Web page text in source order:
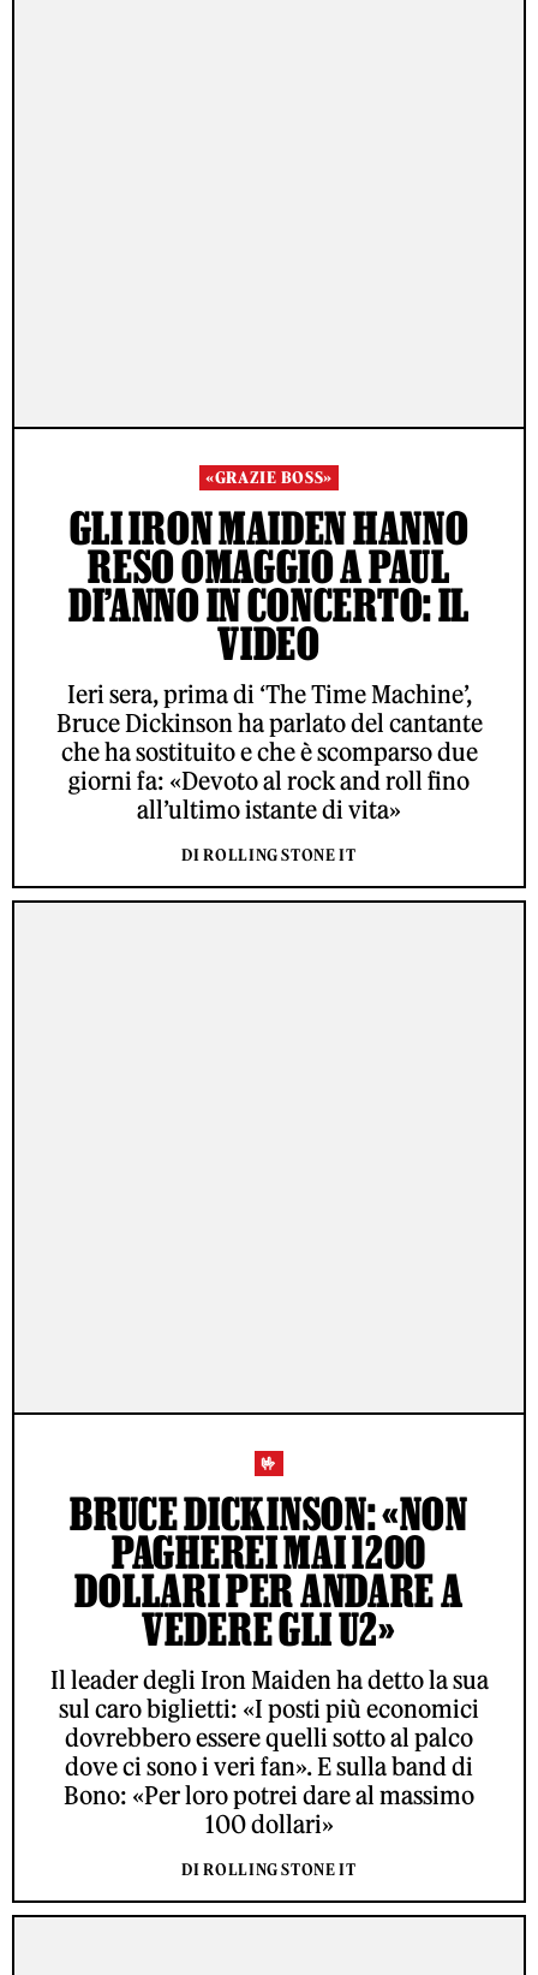
«GRAZIE BOSS»
GLI IRON MAIDEN HANNO
RESO OMAGGIO A PAUL
DI’ANNO IN CONCERTO: IL
VIDEO
Ieri sera, prima di ‘The Time Machine’,
Bruce Dickinson ha parlato del cantante
che ha sostituito e che è scomparso due
giorni fa: «Devoto al rock and roll fino
all’ultimo istante di vita»
DI ROLLING STONE IT
🤟
BRUCE DICKINSON: «NON
PAGHEREI MAI 1200
DOLLARI PER ANDARE A
VEDERE GLI U2»
Il leader degli Iron Maiden ha detto la sua
sul caro biglietti: «I posti più economici
dovrebbero essere quelli sotto al palco
dove ci sono i veri fan». E sulla band di
Bono: «Per loro potrei dare al massimo
100 dollari»
DI ROLLING STONE IT